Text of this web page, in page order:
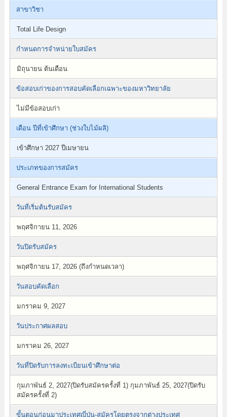
สาขาวิชา
Total Life Design
กำหนดการจำหน่ายใบสมัคร
มิถุนายน ต้นเดือน
ข้อสอบเก่าของการสอบคัดเลือกเฉพาะของมหาวิทยาลัย
ไม่มีข้อสอบเก่า
เดือน ปีที่เข้าศึกษา (ช่วงใบไม้ผลิ)
เข้าศึกษา 2027 ปีเมษายน
ประเภทของการสมัคร
General Entrance Exam for International Students
วันที่เริ่มต้นรับสมัคร
พฤศจิกายน 11, 2026
วันปิดรับสมัคร
พฤศจิกายน 17, 2026 (ถึงกำหนดเวลา)
วันสอบคัดเลือก
มกราคม 9, 2027
วันประกาศผลสอบ
มกราคม 26, 2027
วันที่ปิดรับการลงทะเบียนเข้าศึกษาต่อ
กุมภาพันธ์ 2, 2027(ปิดรับสมัครครั้งที่ 1) กุมภาพันธ์ 25, 2027(ปิดรับ
สมัครครั้งที่ 2)
ขั้นตอนก่อนมาประเทศญี่ปุ่น-สมัครโดยตรงจากต่างประเทศ